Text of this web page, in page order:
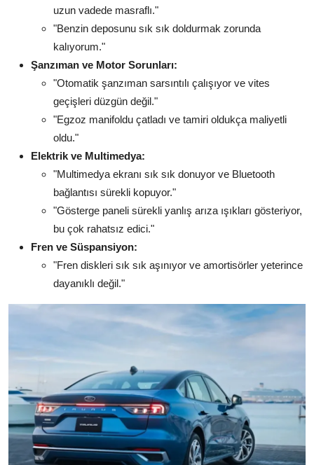
uzun vadede masraflı."
"Benzin deposunu sık sık doldurmak zorunda
kalıyorum."
Şanzıman ve Motor Sorunları:
"Otomatik şanzıman sarsıntılı çalışıyor ve vites
geçişleri düzgün değil."
"Egzoz manifoldu çatladı ve tamiri oldukça maliyetli
oldu."
Elektrik ve Multimedya:
"Multimedya ekranı sık sık donuyor ve Bluetooth
bağlantısı sürekli kopuyor."
"Gösterge paneli sürekli yanlış arıza ışıkları gösteriyor,
bu çok rahatsız edici."
Fren ve Süspansiyon:
"Fren diskleri sık sık aşınıyor ve amortisörler yeterince
dayanıklı değil."